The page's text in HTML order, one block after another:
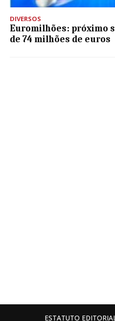
DIVERSOS
Euromilhões: próximo
de 74 milhões de euros
ESTATUTO